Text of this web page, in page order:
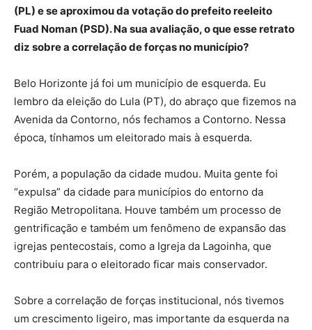
(PL) e se aproximou da votação do prefeito reeleito
Fuad Noman (PSD). Na sua avaliação, o que esse retrato
diz sobre a correlação de forças no município?
Belo Horizonte já foi um município de esquerda. Eu
lembro da eleição do Lula (PT), do abraço que fizemos na
Avenida da Contorno, nós fechamos a Contorno. Nessa
época, tínhamos um eleitorado mais à esquerda.
Porém, a população da cidade mudou. Muita gente foi
“expulsa” da cidade para municípios do entorno da
Região Metropolitana. Houve também um processo de
gentrificação e também um fenômeno de expansão das
igrejas pentecostais, como a Igreja da Lagoinha, que
contribuiu para o eleitorado ficar mais conservador.
Sobre a correlação de forças institucional, nós tivemos
um crescimento ligeiro, mas importante da esquerda na